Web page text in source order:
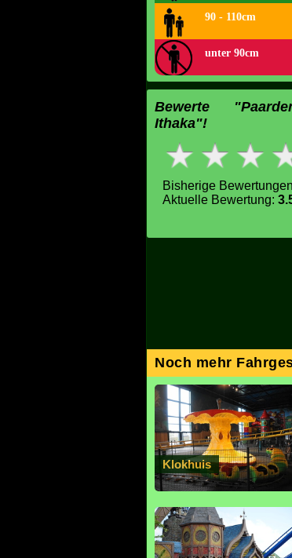
90 - 110cm
unter 90cm
Bewerte
Ithaka"!
Bisherige
Aktuelle Bewertung:
Noch mehr
Klokhuis